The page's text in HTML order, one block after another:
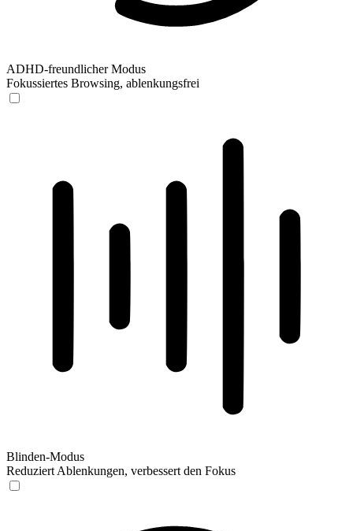
ADHD-freundlicher Modus
Fokussiertes Browsing, ablenkungsfrei
Blinden-Modus
Reduziert Ablenkungen, verbessert den Fokus